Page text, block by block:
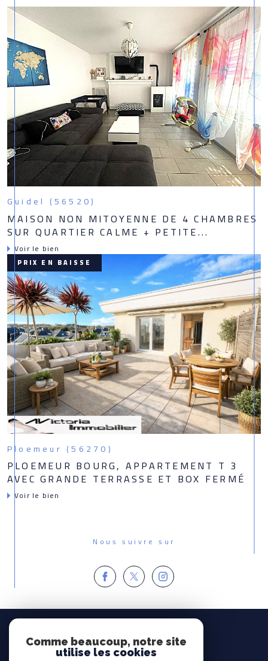
Guidel (56520)
MAISON NON MITOYENNE DE 4 CHAMBRES
SUR QUARTIER CALME + PETITE...
Voir le bien
PRIX EN BAISSE
Ploemeur (56270)
PLOEMEUR BOURG, APPARTEMENT T 3
AVEC GRANDE TERRASSE ET BOX FERMÉ
Voir le bien
Nous suivre sur
Espace
PROPRIÉTAIRE
Se connecter
Comme beaucoup, notre site
utilise les cookies